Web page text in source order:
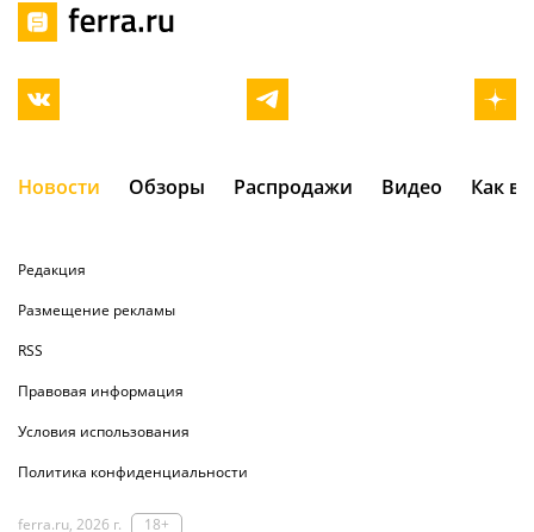
Новости Обзоры Распродажи Видео Как
Редакция
Размещение рекламы
RSS
Правовая информация
Условия использования
Политика конфиденциальности
ferra.ru, 2026 г. 18+